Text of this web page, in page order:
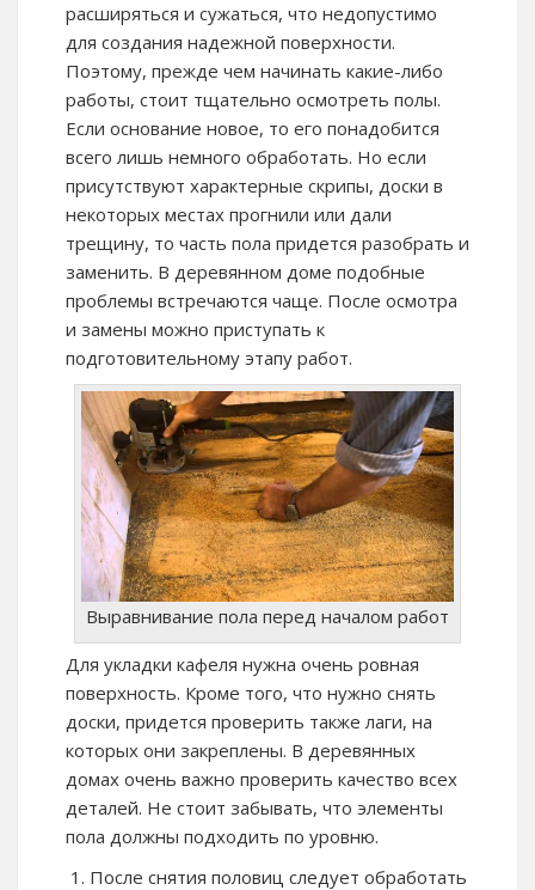
расширяться и сужаться, что недопустимо
для создания надежной поверхности.
Поэтому, прежде чем начинать какие-либо
работы, стоит тщательно осмотреть полы.
Если основание новое, то его понадобится
всего лишь немного обработать. Но если
присутствуют характерные скрипы, доски в
некоторых местах прогнили или дали
трещину, то часть пола придется разобрать и
заменить. В деревянном доме подобные
проблемы встречаются чаще. После осмотра
и замены можно приступать к
подготовительному этапу работ.
Выравнивание пола перед началом работ
Для укладки кафеля нужна очень ровная
поверхность. Кроме того, что нужно снять
доски, придется проверить также лаги, на
которых они закреплены. В деревянных
домах очень важно проверить качество всех
деталей. Не стоит забывать, что элементы
пола должны подходить по уровню.
После снятия половиц следует обработать